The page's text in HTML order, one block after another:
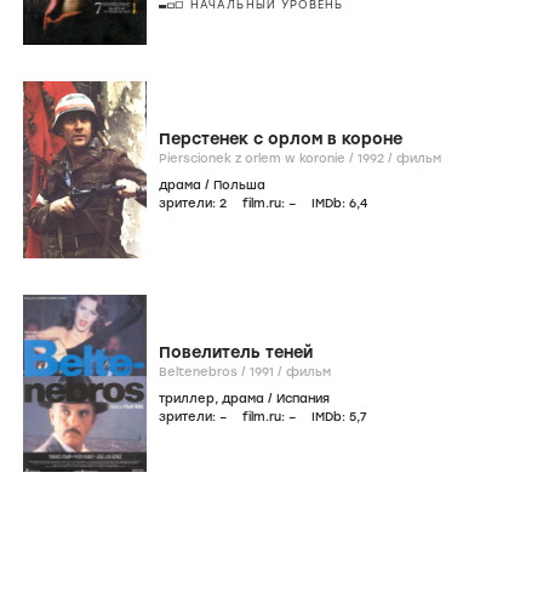
НАЧАЛЬНЫЙ УРОВЕНЬ
Перстенек с орлом в короне
Pierscionek z orlem w koronie / 1992 / фильм
драма / Польша
зрители: 2 film.ru: – IMDb: 6,4
Повелитель теней
Beltenebros / 1991 / фильм
триллер, драма / Испания
зрители: – film.ru: – IMDb: 5,7